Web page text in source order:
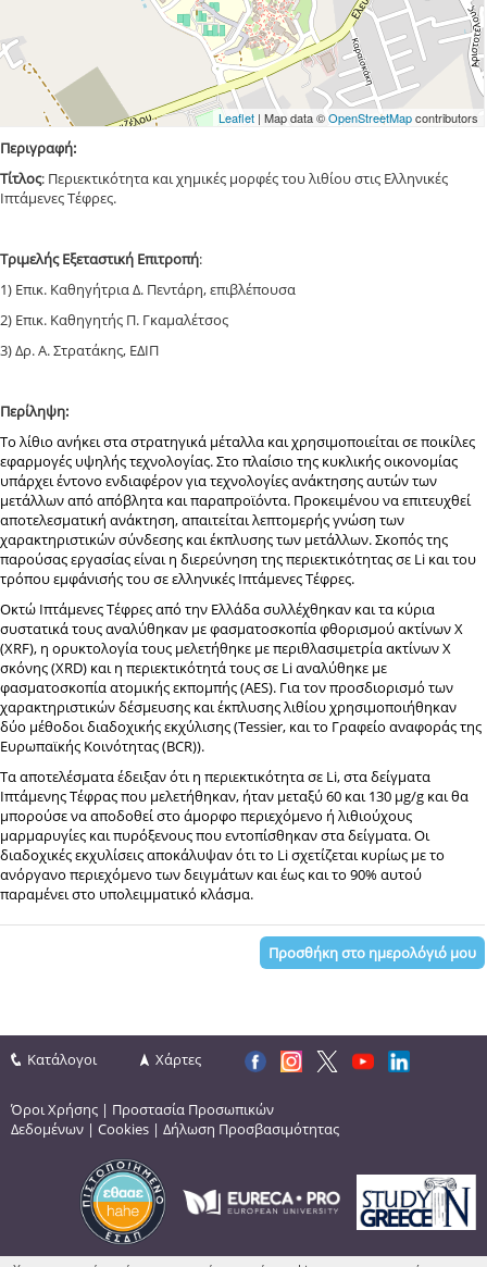
Leaflet| Map data ©OpenStreetMapcontributors
Περιγραφή:
Τίτλος: Περιεκτικότητα και χημικές μορφές του λιθίου στις Ελληνικές
Ιπτάμενες Τέφρες.
Τριμελής Εξεταστική Επιτροπή:
1) Επικ. Καθηγήτρια Δ. Πεντάρη, επιβλέπουσα
2) Επικ. Καθηγητής Π. Γκαμαλέτσος
3) Δρ. Α. Στρατάκης, ΕΔΙΠ
Περίληψη:
Το λίθιο ανήκει στα στρατηγικά μέταλλα και χρησιμοποιείται σε ποικίλες
εφαρμογές υψηλής τεχνολογίας. Στο πλαίσιο της κυκλικής οικονομίας
υπάρχει έντονο ενδιαφέρον για τεχνολογίες ανάκτησης αυτών των
μετάλλων από απόβλητα και παραπροϊόντα. Προκειμένου να επιτευχθεί
αποτελεσματική ανάκτηση, απαιτείται λεπτομερής γνώση των
χαρακτηριστικών σύνδεσης και έκπλυσης των μετάλλων. Σκοπός της
παρούσας εργασίας είναι η διερεύνηση της περιεκτικότητας σε Li και του
τρόπου εμφάνισής του σε ελληνικές Ιπτάμενες Τέφρες.
Οκτώ Ιπτάμενες Τέφρες από την Ελλάδα συλλέχθηκαν και τα κύρια
συστατικά τους αναλύθηκαν με φασματοσκοπία φθορισμού ακτίνων Χ
(XRF), η ορυκτολογία τους μελετήθηκε με περιθλασιμετρία ακτίνων Χ
σκόνης (XRD) και η περιεκτικότητά τους σε Liαναλύθηκε με
φασματοσκοπία ατομικής εκπομπής (AES). Για τον προσδιορισμό των
χαρακτηριστικών δέσμευσης και έκπλυσης λιθίου χρησιμοποιήθηκαν
δύο μέθοδοι διαδοχικής εκχύλισης (Tessier, και το Γραφείο αναφοράς της
Ευρωπαϊκής Κοινότητας (BCR)).
Τα αποτελέσματα έδειξαν ότι η περιεκτικότητα σε Li, στα δείγματα
Ιπτάμενης Τέφρας που μελετήθηκαν, ήταν μεταξύ 60 και 130 μg/g και θα
μπορούσε να αποδοθεί στο άμορφο περιεχόμενο ή λιθιούχους
μαρμαρυγίες και πυρόξενους που εντοπίσθηκαν στα δείγματα. Οι
διαδοχικές εκχυλίσεις αποκάλυψαν ότι το Liσχετίζεται κυρίως με το
ανόργανο περιεχόμενο των δειγμάτων και έως και το 90% αυτού
παραμένει στο υπολειμματικό κλάσμα.
Προσθήκη στο ημερολόγιό μου
Κατάλογοι Χάρτες
Όροι Χρήσης | Προστασία Προσωπικών
Δεδομένων | Cookies | Δήλωση Προσβασιμότητας